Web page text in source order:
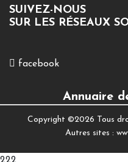
SUIVEZ-NOUS
SUR LES RÉSEAUX
facebook
Annuaire
Copyright ©2026 Tous
Autres sites :
222